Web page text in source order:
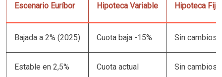
Escenario Euríbor Hipoteca Variable Hipoteca Fija
Bajada a 2% (2025) Cuota baja -15% Sin cambios
Estable en 2,5% Cuota actual Sin cambios